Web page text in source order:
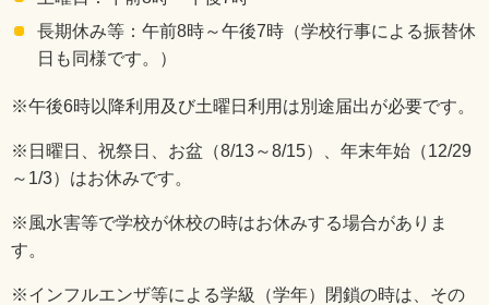
長期休み等：午前8時～午後7時（学校行事による振替休
日も同様です。）
※午後6時以降利用及び土曜日利用は別途届出が必要です。
※日曜日、祝祭日、お盆（8/13～8/15）、年末年始（12/29
～1/3）はお休みです。
※風水害等で学校が休校の時はお休みする場合がありま
す。
※インフルエンザ等による学級（学年）閉鎖の時は、その